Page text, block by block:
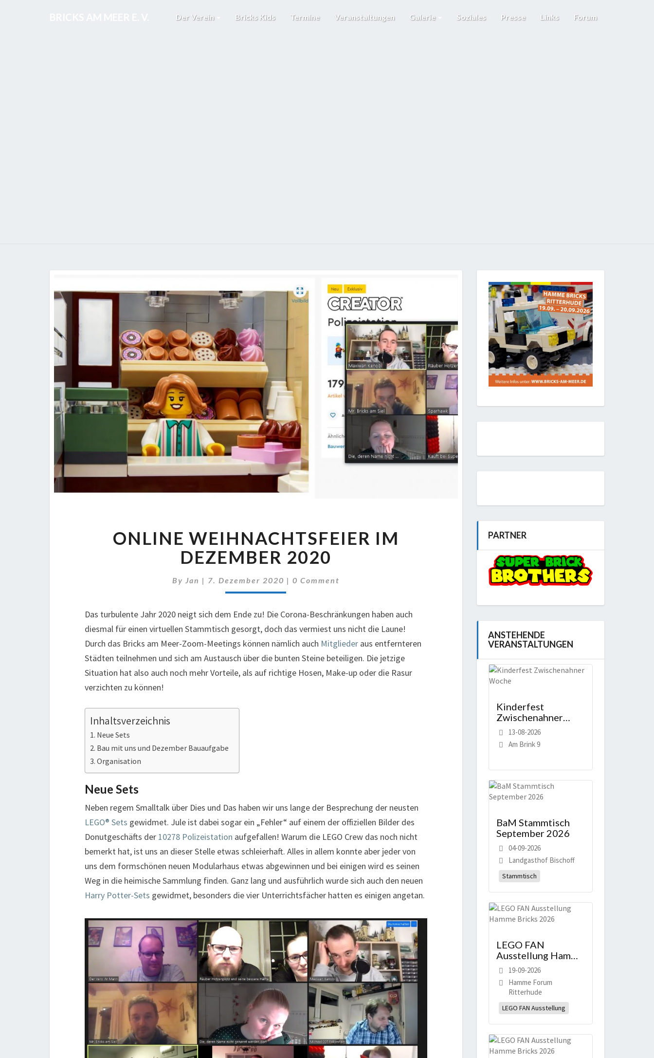
Der Verein Bricks Kids Termine Veranstaltungen Galerie Soziales Presse Links Forum
WEIHNACHTSFEIER
IM
DEZEMBER
ONLINE WEIHNACHTSFEIER IM
DEZEMBER 2020
By Jan | 7. Dezember 2020 | Comments
0 Comment
Das turbulente Jahr 2020 neigt sich dem Ende zu! Die Corona-Beschränkungen haben auch
diesmal für einen virtuellen Stammtisch gesorgt, doch das vermiest uns nicht die Laune!
Durch das Bricks am Meer-Zoom-Meetings können nämlich auch Mitglieder aus entfernteren
Städten teilnehmen und sich am Austausch über die bunten Steine beteiligen. Die jetzige
Situation hat also auch noch mehr Vorteile, als auf richtige Hosen, Make-up oder die Rasur
verzichten zu können!
Inhaltsverzeichnis
Neue Sets
Bau mit uns und Dezember Bauaufgabe
Organisation
Neue Sets
Neben regem Smalltalk über Dies und Das haben wir uns lange der Besprechung der neusten
LEGO® Sets gewidmet. Jule ist dabei sogar ein „Fehler“ auf einem der offiziellen Bilder des
Donutgeschäfts der 10278 Polizeistation aufgefallen! Warum die LEGO Crew das noch nicht
bemerkt hat, ist uns an dieser Stelle etwas schleierhaft. Alles in allem konnte aber jeder von
uns dem formschönen neuen Modularhaus etwas abgewinnen und bei einigen wird es seinen
Weg in die heimische Sammlung finden. Ganz lang und ausführlich wurde sich auch den neuen
Harry Potter-Sets gewidmet, besonders die vier Unterrichtsfächer hatten es einigen angetan.
PARTNER
ANSTEHENDE
VERANSTALTUNGEN
Kinderfest
Zwischenahner
Woche
13-08-2026
Am Brink 9
BaM Stammtisch
September 2026
04-09-2026
Landgasthof Bischoff
Stammtisch
LEGO FAN
Ausstellung Hamme
Bricks 2026
19-09-2026
Hamme Forum
Ritterhude
LEGO FAN Ausstellung